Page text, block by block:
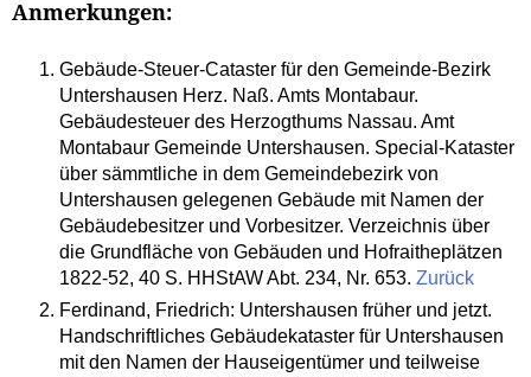
Anmerkungen:
Gebäude-Steuer-Cataster für den Gemeinde-Bezirk
Untershausen Herz. Naß. Amts Montabaur.
Gebäudesteuer des Herzogthums Nassau. Amt
Montabaur Gemeinde Untershausen. Special-Kataster
über sämmtliche in dem Gemeindebezirk von
Untershausen gelegenen Gebäude mit Namen der
Gebäudebesitzer und Vorbesitzer. Verzeichnis über
die Grundfläche von Gebäuden und Hofraitheplätzen
1822-52, 40 S. HHStAW Abt. 234, Nr. 653. Zurück
Ferdinand, Friedrich: Untershausen früher und jetzt.
Handschriftliches Gebäudekataster für Untershausen
mit den Namen der Hauseigentümer und teilweise